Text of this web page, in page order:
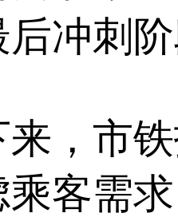
冲刺
市铁
乘客需